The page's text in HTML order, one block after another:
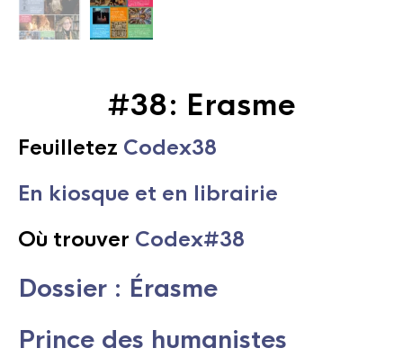
#38: Erasme
Feuilletez Codex38
En kiosque et en librairie
Où trouver Codex#38
Dossier : Érasme
Prince des humanistes